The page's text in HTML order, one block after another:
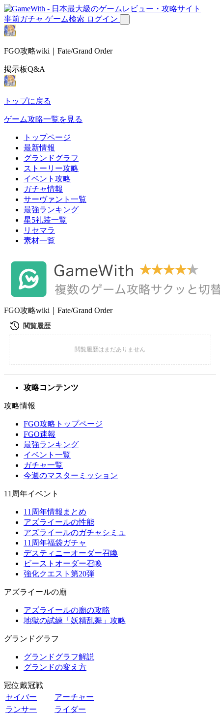
事前ガチャ ゲーム検索 ログイン
FGO攻略wiki｜Fate/Grand Order
掲示板Q&A
トップに戻る
ゲーム攻略一覧を見る
トップページ
最新情報
グランドグラフ
ストーリー攻略
イベント攻略
ガチャ情報
サーヴァント一覧
最強ランキング
星5礼装一覧
リセマラ
素材一覧
FGO攻略wiki｜Fate/Grand Order
攻略コンテンツ
攻略情報
FGO攻略トップページ
FGO速報
最強ランキング
イベント一覧
ガチャ一覧
今週のマスターミッション
11周年イベント
11周年情報まとめ
アズライールの性能
アズライールのガチャシミュ
11周年福袋ガチャ
デスティニーオーダー召喚
ビーストオーダー召喚
強化クエスト第20弾
アズライールの廟
アズライールの廟の攻略
地獄の試練「妖精乱舞」攻略
グランドグラフ
グランドグラフ解説
グランドの変え方
冠位戴冠戦
セイバー
アーチャー
ランサー
ライダー